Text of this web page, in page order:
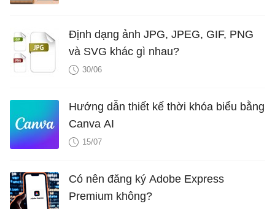
Định dạng ảnh JPG, JPEG, GIF, PNG
và SVG khác gì nhau?
30/06
Hướng dẫn thiết kế thời khóa biểu bằng
Canva AI
15/07
Có nên đăng ký Adobe Express
Premium không?